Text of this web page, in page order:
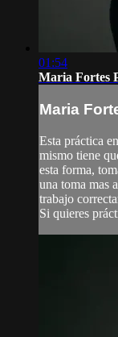
01:54
Maria Fortes
Maria
Esta práctica
mismo tiene
esta forma,
una toma mas
trabajo
Si quieres